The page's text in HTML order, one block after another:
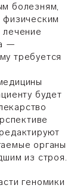
болезням,
—
требуется
будет
органы
из строя.
геномики